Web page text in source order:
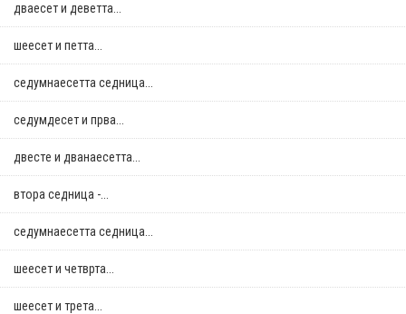
дваесет и деветта...
шеесет и петта...
седумнаесетта седница...
седумдесет и прва...
двестe и дванаесетта...
втора седница -...
седумнаесетта седница...
шеесет и четврта...
шеесет и трета...